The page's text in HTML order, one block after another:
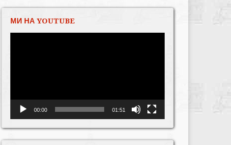
МИ НА YOUTUBE
00:00 01:51